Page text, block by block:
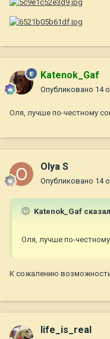
Katenok_Gaf
Опубликовано 14
Оля, лучше по-честному
Olya S
Опубликовано 14
Katenok_Gaf
Оля, лучше по-
К сожалению
life_is_real